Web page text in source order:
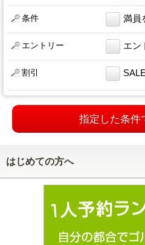
条件 満員
エントリー エン
割引
指定した条件
はじめての方へ